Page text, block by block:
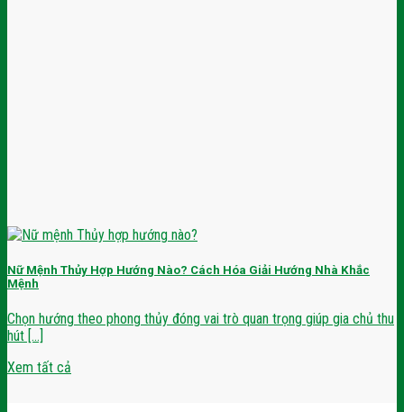
Nữ Mệnh Thủy Hợp Hướng Nào? Cách Hóa Giải Hướng Nhà Khắc
Mệnh
Chọn hướng theo phong thủy đóng vai trò quan trọng giúp gia chủ thu
hút [...]
Xem tất cả